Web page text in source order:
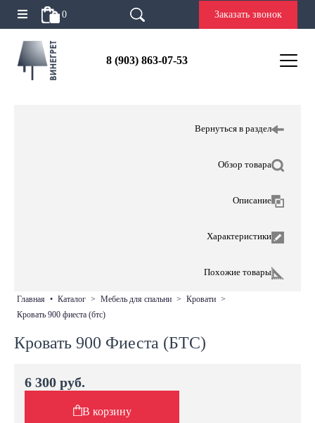
0 Заказать звонок
8 (903) 863-07-53
Вернуться в раздел
Обзор товара
Описание
Характеристики
Похожие товары
главная • каталог > мебель для спальни > кровати >
кровать 900 фиеста (бтс)
Кровать 900 Фиеста (БТС)
6 300 руб.
В корзину